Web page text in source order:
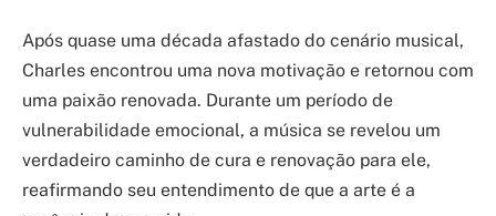
Após quase uma década afastado do cenário musical,
Charles encontrou uma nova motivação e retornou com
uma paixão renovada. Durante um período de
vulnerabilidade emocional, a música se revelou um
verdadeiro caminho de cura e renovação para ele,
reafirmando seu entendimento de que a arte é a